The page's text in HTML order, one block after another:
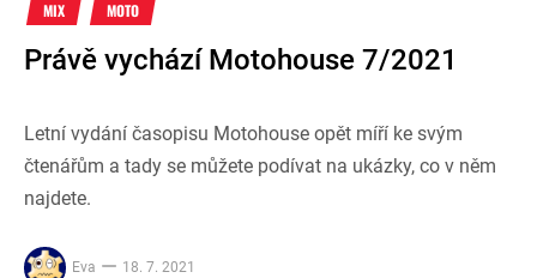
MIX MOTO
Právě vychází Motohouse 7/2021
Letní vydání časopisu Motohouse opět míří ke svým
čtenářům a tady se můžete podívat na ukázky, co v něm
najdete.
Eva 18. 7. 2021